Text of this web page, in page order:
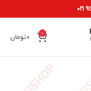
0
0تومان